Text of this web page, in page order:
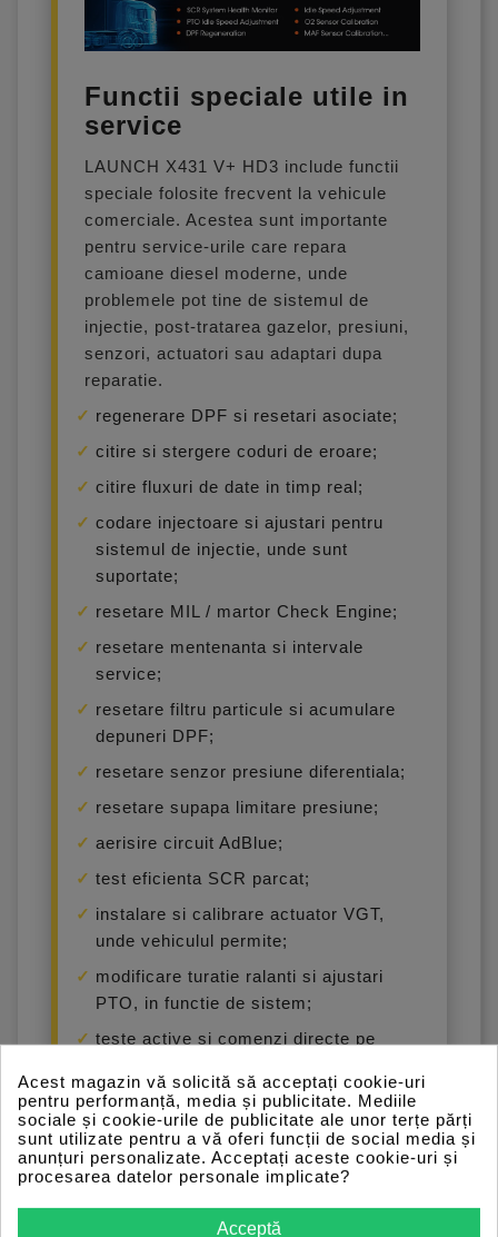
Functii speciale utile in
service
LAUNCH X431 V+ HD3 include functii
speciale folosite frecvent la vehicule
comerciale. Acestea sunt importante
pentru service-urile care repara
camioane diesel moderne, unde
problemele pot tine de sistemul de
injectie, post-tratarea gazelor, presiuni,
senzori, actuatori sau adaptari dupa
reparatie.
regenerare DPF si resetari asociate;
citire si stergere coduri de eroare;
citire fluxuri de date in timp real;
codare injectoare si ajustari pentru
sistemul de injectie, unde sunt
suportate;
resetare MIL / martor Check Engine;
resetare mentenanta si intervale
service;
resetare filtru particule si acumulare
depuneri DPF;
resetare senzor presiune diferentiala;
resetare supapa limitare presiune;
aerisire circuit AdBlue;
test eficienta SCR parcat;
instalare si calibrare actuator VGT,
unde vehiculul permite;
modificare turatie ralanti si ajustari
PTO, in functie de sistem;
teste active si comenzi directe pe
adaptari si invatari pentru unitati de
control compatibile.
Important despre
Acest magazin vă solicită să acceptați cookie-uri
pentru performanță, media și publicitate. Mediile
sociale și cookie-urile de publicitate ale unor terțe părți
sunt utilizate pentru a vă oferi funcții de social media și
anunțuri personalizate. Acceptați aceste cookie-uri și
procesarea datelor personale implicate?
Acceptă